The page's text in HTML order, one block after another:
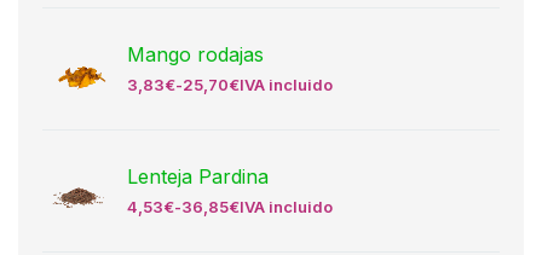
Mango rodajas
3,83€-25,70€IVA incluido
Lenteja Pardina
4,53€-36,85€IVA incluido